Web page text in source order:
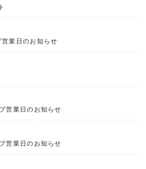
業日のお知らせ
営業日のお知らせ
営業日のお知らせ